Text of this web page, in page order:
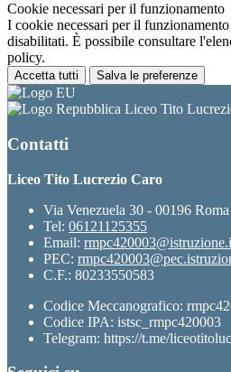
Cookie necessari per il funzionamento
I cookie necessari per il funzionamento
disabilitati. È possibile consultare
policy.
Accetta tutti Salva le preferenze
Liceo Tito
Contatti
Liceo Tito Lucrezio Caro
Via Venezuela 30 - 00196 Roma
Tel: 06121125355
Email:
PEC:
C.F.: 80233550583
Codice Meccanografico:
Codice IPA: istsc_rmpc420003
Telegram: https://t.me/